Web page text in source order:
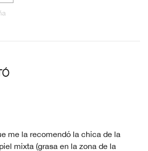
me la recomendó la chica de la
mixta (grasa en la zona de la